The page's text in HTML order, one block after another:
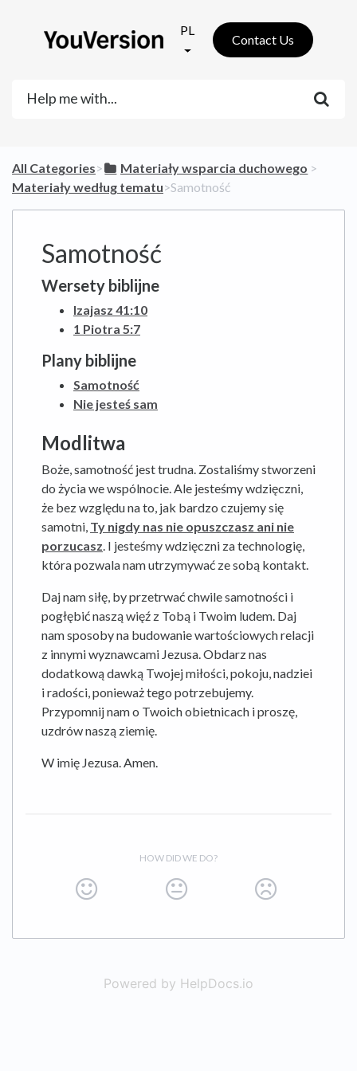
PL
Contact Us
All Categories​>​ ​Materiały wsparcia duchowego ​ > ​
Materiały według tematu​>​ Samotność
Samotność
Wersety biblijne
Izajasz 41:10
1 Piotra 5:7
Plany biblijne
Samotność
Nie jesteś sam
Modlitwa
Boże, samotność jest trudna. Zostaliśmy stworzeni
do życia we wspólnocie. Ale jesteśmy wdzięczni,
że bez względu na to, jak bardzo czujemy się
samotni, Ty nigdy nas nie opuszczasz ani nie
porzucasz. I jesteśmy wdzięczni za technologię,
która pozwala nam utrzymywać ze sobą kontakt.
Daj nam siłę, by przetrwać chwile samotności i
pogłębić naszą więź z Tobą i Twoim ludem. Daj
nam sposoby na budowanie wartościowych relacji
z innymi wyznawcami Jezusa. Obdarz nas
dodatkową dawką Twojej miłości, pokoju, nadziei
i radości, ponieważ tego potrzebujemy.
Przypomnij nam o Twoich obietnicach i proszę,
uzdrów naszą ziemię.
W imię Jezusa. Amen.
HOW DID WE DO?
Powered by HelpDocs.io